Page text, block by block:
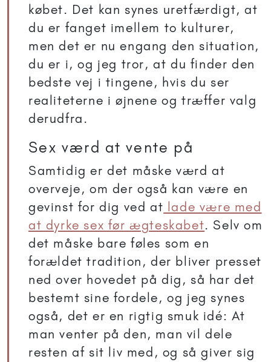
købet. Det kan synes uretfærdigt, at
du er fanget imellem to kulturer,
men det er nu engang den situation,
du er i, og jeg tror, at du finder den
bedste vej i tingene, hvis du ser
realiteterne i øjnene og træffer valg
derudfra.
Sex værd at vente på
Samtidig er det måske værd at
overveje, om der også kan være en
gevinst for dig ved at lade være med
at dyrke sex før ægteskabet. Selv om
det måske bare føles som en
forældet tradition, der bliver presset
ned over hovedet på dig, så har det
bestemt sine fordele, og jeg synes
også, det er en rigtig smuk idé: At
man venter på den, man vil dele
resten af sit liv med, og så giver sig